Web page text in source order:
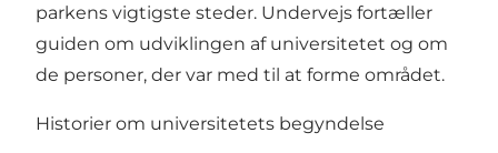
parkens vigtigste steder. Undervejs fortæller
guiden om udviklingen af universitetet og om
de personer, der var med til at forme området.
Historier om universitetets begyndelse